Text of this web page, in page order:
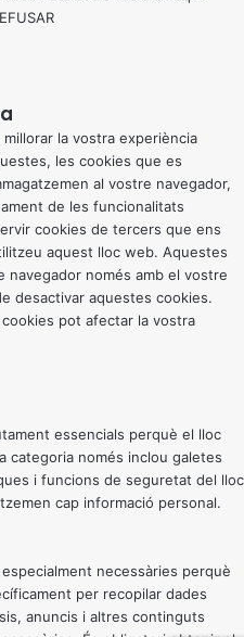
la vostra experiència
les cookies que es
al vostre navegador,
de les funcionalitats
cookies de tercers que ens
aquest lloc web. Aquestes
navegador només amb el vostre
desactivar aquestes cookies.
cookies pot afectar la vostra
essencials perquè el lloc
categoria només inclou galetes
i funcions de seguretat del lloc
cap informació personal.
necessàries perquè
per recopilar dades
anuncis i altres continguts